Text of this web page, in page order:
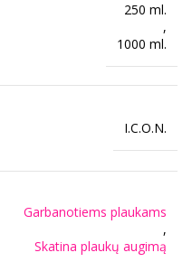
250 ml.
,
1000 ml.
I.C.O.N.
Garbanotiems plaukams
,
Skatina plaukų augimą